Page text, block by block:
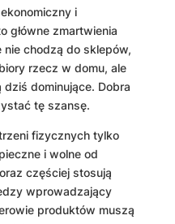
i
główne zmartwienia
chodzą do sklepów,
rzecz w domu, ale
dominujące. Dobra
tę szansę.
fizycznych tylko
i wolne od
częściej stosują
wprowadzający
produktów muszą